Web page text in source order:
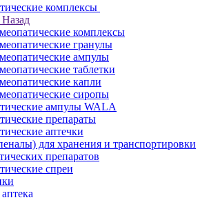
комплексы
Назад
комплексы
гранулы
ампулы
таблетки
капли
сиропы
ампулы WALA
препараты
аптечки
для хранения и транспортировки
препаратов
спреи